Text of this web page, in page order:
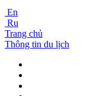
En
Ru
Trang chủ
Thông tin du lịch